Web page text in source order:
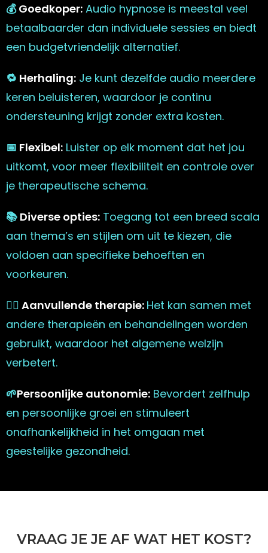
💰Goedkoper: Audio hypnose is meestal veel
betaalbaarder dan individuele sessies en biedt
een budgetvriendelijk alternatief.
🔁 Herhaling: Je kunt dezelfde audio meerdere
keren beluisteren, waardoor je continu
ondersteuning krijgt zonder extra kosten.
📅 Flexibel: Luister op elk moment dat het jou
uitkomt, voor meer flexibiliteit en controle over
je therapeutische schema.
📚 Diverse opties: Toegang tot een breed scala
aan thema’s en stijlen om uit te kiezen, die
voldoen aan specifieke behoeften en
voorkeuren.
🧘‍♀️ Aanvullende therapie: Het kan samen met
andere therapieën en behandelingen worden
gebruikt, waardoor het algemene welzijn
verbetert.
🌱Persoonlijke autonomie: Bevordert zelfhulp
en persoonlijke groei en stimuleert
onafhankelijkheid in het omgaan met
geestelijke gezondheid.
VRAAG JE JE AF WAT HET KOST?